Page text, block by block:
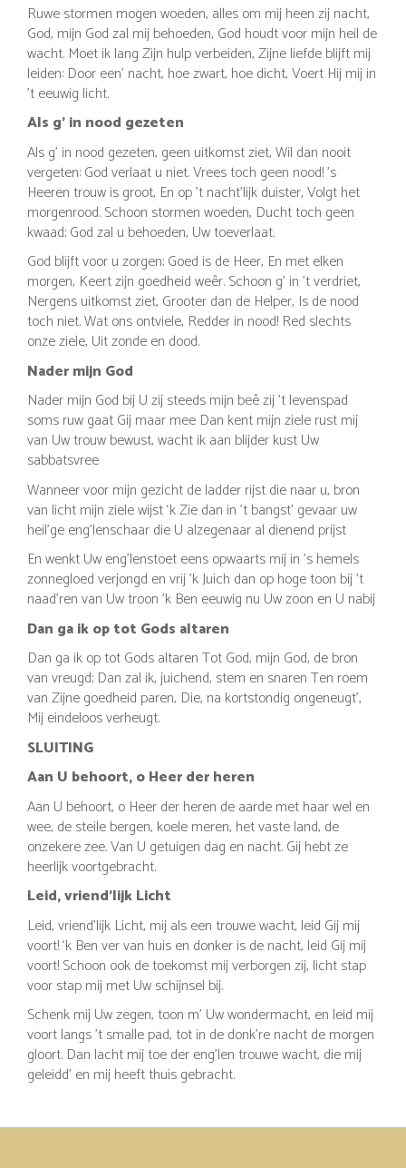
Ruwe stormen mogen woeden, alles om mij heen zij nacht,
God, mijn God zal mij behoeden, God houdt voor mijn heil de
wacht. Moet ik lang Zijn hulp verbeiden, Zijne liefde blijft mij
leiden: Door een' nacht, hoe zwart, hoe dicht, Voert Hij mij in
't eeuwig licht.
Als g’ in nood gezeten
Als g’ in nood gezeten, geen uitkomst ziet, Wil dan nooit
vergeten: God verlaat u niet. Vrees toch geen nood! ’s
Heeren trouw is groot, En op ’t nacht’lijk duister, Volgt het
morgenrood. Schoon stormen woeden, Ducht toch geen
kwaad; God zal u behoeden, Uw toeverlaat.
God blijft voor u zorgen; Goed is de Heer, En met elken
morgen, Keert zijn goedheid weêr. Schoon g’ in ’t verdriet,
Nergens uitkomst ziet, Grooter dan de Helper, Is de nood
toch niet. Wat ons ontviele, Redder in nood! Red slechts
onze ziele, Uit zonde en dood.
Nader mijn God
Nader mijn God bij U zij steeds mijn beê zij 't levenspad
soms ruw gaat Gij maar mee Dan kent mijn ziele rust mij
van Uw trouw bewust, wacht ik aan blijder kust Uw
sabbatsvree
Wanneer voor mijn gezicht de ladder rijst die naar u, bron
van licht mijn ziele wijst ‘k Zie dan in ’t bangst’ gevaar uw
heil’ge eng’lenschaar die U alzegenaar al dienend prijst
En wenkt Uw eng'lenstoet eens opwaarts mij in 's hemels
zonnegloed verjongd en vrij 'k Juich dan op hoge toon bij 't
naad'ren van Uw troon 'k Ben eeuwig nu Uw zoon en U nabij
Dan ga ik op tot Gods altaren
Dan ga ik op tot Gods altaren Tot God, mijn God, de bron
van vreugd; Dan zal ik, juichend, stem en snaren Ten roem
van Zijne goedheid paren, Die, na kortstondig ongeneugt',
Mij eindeloos verheugt.
SLUITING
Aan U behoort, o Heer der heren
Aan U behoort, o Heer der heren de aarde met haar wel en
wee, de steile bergen, koele meren, het vaste land, de
onzekere zee. Van U getuigen dag en nacht. Gij hebt ze
heerlijk voortgebracht.
Leid, vriend’lijk Licht
Leid, vriend’lijk Licht, mij als een trouwe wacht, leid Gij mij
voort! ‘k Ben ver van huis en donker is de nacht, leid Gij mij
voort! Schoon ook de toekomst mij verborgen zij, licht stap
voor stap mij met Uw schijnsel bij.
Schenk mij Uw zegen, toon m’ Uw wondermacht, en leid mij
voort langs ’t smalle pad, tot in de donk’re nacht de morgen
gloort. Dan lacht mij toe der eng’len trouwe wacht, die mij
geleidd’ en mij heeft thuis gebracht.